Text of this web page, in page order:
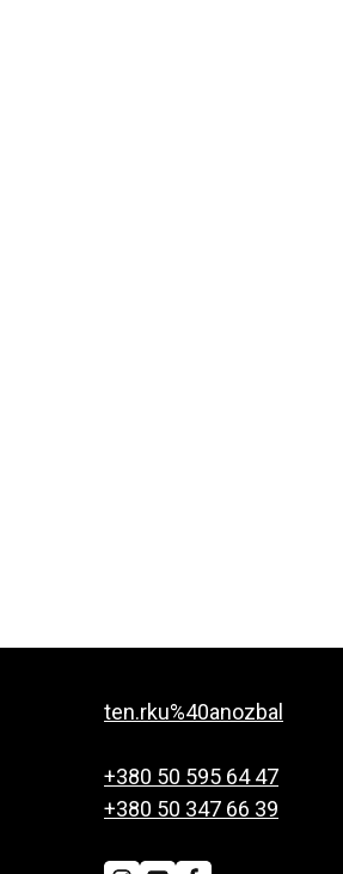
ten.rku%40anozbal
+380 50 595 64 47
+380 50 347 66 39